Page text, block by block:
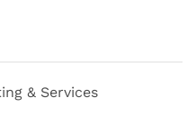
& Services